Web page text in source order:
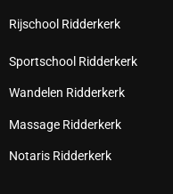
Rijschool Ridderkerk
Sportschool Ridderkerk
Wandelen Ridderkerk
Massage Ridderkerk
Notaris Ridderkerk